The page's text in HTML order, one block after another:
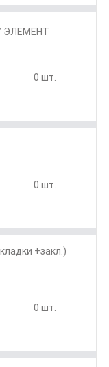
/ ЭЛЕМЕНТ
0 шт.
0 шт.
+закл.)
0 шт.